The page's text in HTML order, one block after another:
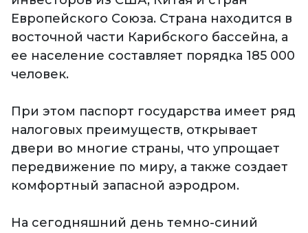
Европейского Союза. Страна находится в
восточной части Карибского бассейна, а
ее население составляет порядка 185 000
человек.
При этом паспорт государства имеет ряд
налоговых преимуществ, открывает
двери во многие страны, что упрощает
передвижение по миру, а также создает
комфортный запасной аэродром.
На сегодняшний день темно-синий